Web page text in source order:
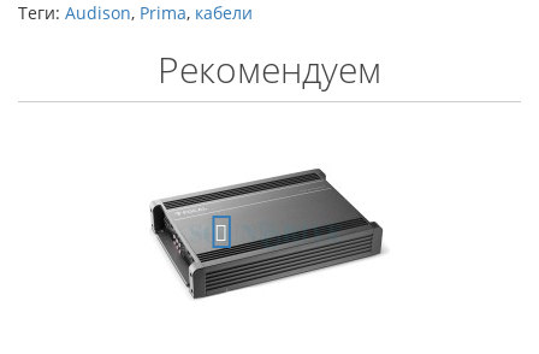
Теги: Audison, Prima, кабели
Рекомендуем